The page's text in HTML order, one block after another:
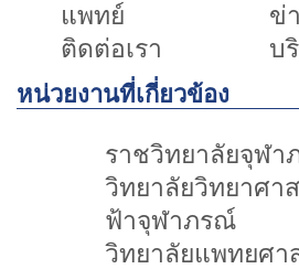
แพทย์
ข่
ติดต่อเรา
บ
หน่วยงานที่เกี่ยวข้อง
ราชวิทยาลัยจุฬา
วิทยาลัยวิทยาศา
ฟ้าจุฬาภรณ์
วิทยาลัยแพทยศา